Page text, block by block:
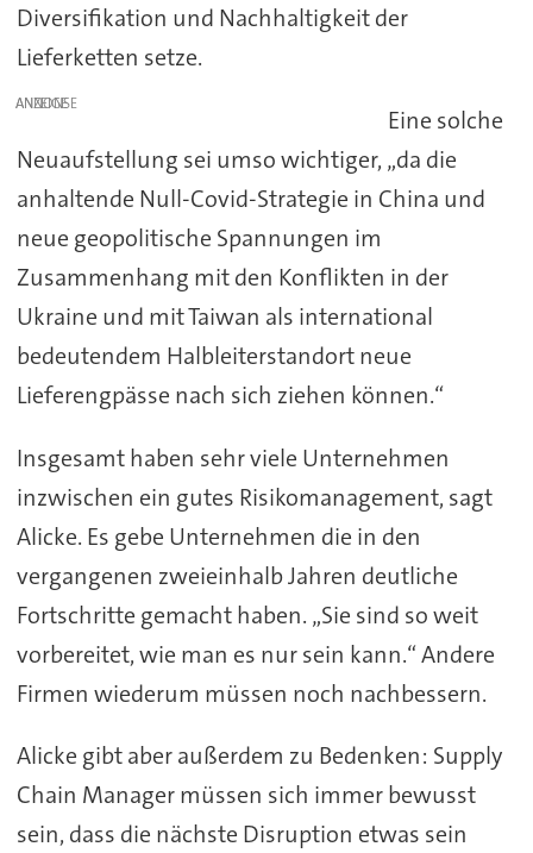
Diversifikation und Nachhaltigkeit der
Lieferketten setze.
ANZEIGE
Eine solche
Neuaufstellung sei umso wichtiger, „da die
anhaltende Null-Covid-Strategie in China und
neue geopolitische Spannungen im
Zusammenhang mit den Konflikten in der
Ukraine und mit Taiwan als international
bedeutendem Halbleiterstandort neue
Lieferengpässe nach sich ziehen können.“
Insgesamt haben sehr viele Unternehmen
inzwischen ein gutes Risikomanagement, sagt
Alicke. Es gebe Unternehmen die in den
vergangenen zweieinhalb Jahren deutliche
Fortschritte gemacht haben. „Sie sind so weit
vorbereitet, wie man es nur sein kann.“ Andere
Firmen wiederum müssen noch nachbessern.
Alicke gibt aber außerdem zu Bedenken: Supply
Chain Manager müssen sich immer bewusst
sein, dass die nächste Disruption etwas sein